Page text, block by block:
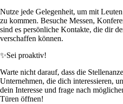
Nutze jede Gelegenheit, um mit
zu kommen. Besuche Messen,
sind es persönliche Kontakte, die dir
verschaffen können.
✨Sei proaktiv!
Warte nicht darauf, dass die
Unternehmen, die dich interessieren,
dein Interesse und frage nach
Türen öffnen!